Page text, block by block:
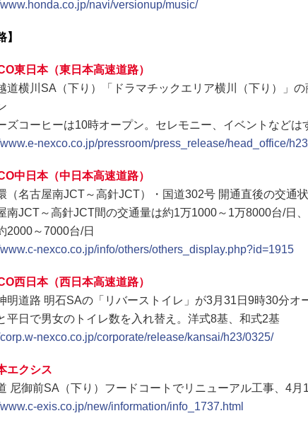
www.honda.co.jp/navi/versionup/music/
】
東日本（東日本高速道路）
道横川SA（下り）「ドラマチックエリア横川（下り）」
ズコーヒーは10時オープン。セレモニー、イベントなどは
www.e-nexco.co.jp/pressroom/press_release/head_office/
中日本（中日本高速道路）
（名古屋南JCT～高針JCT）・国道302号 開通直後の交通
南JCT～高針JCT間の交通量は約1万1000～1万8000台/日
2000～7000台/日
www.c-nexco.co.jp/info/others/others_display.php?id=1915
西日本（西日本高速道路）
明道路 明石SAの「リバーストイレ」が3月31日9時30分オ
平日で男女のトイレ数を入れ替え。洋式8基、和式2基
corp.w-nexco.co.jp/corporate/release/kansai/h23/0325/
エクシス
尼御前SA（下り）フードコートでリニューアル工事、4月
exis.co.jp/new/information/info_1737.html